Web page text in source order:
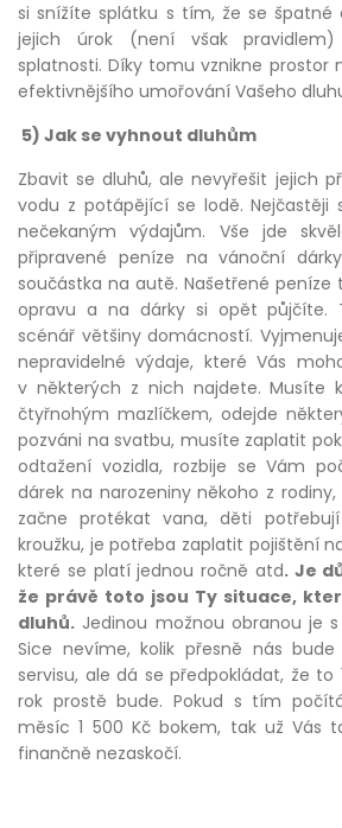
si snížíte splátku s tím, že se špatné
jejich úrok (není však
splatnosti. Díky tomu vznikne prostor
efektivnějšího umořování Vašeho
5) Jak se vyhnout dluhům
Zbavit se dluhů, ale nevyřešit jejich
vodu z potápějící se lodě. Nejčastěji
nečekaným výdajům. Vše jde
připravené peníze na vánoční
součástka na autě. Našetřené
opravu a na dárky si opět půjčíte.
scénář většiny domácností.
nepravidelné výdaje, které Vás
v některých z nich najdete. Musíte
čtyřnohým mazlíčkem, odejde
pozváni na svatbu, musíte zaplatit
odtažení vozidla, rozbije se Vám
dárek na narozeniny někoho z
začne protékat vana, děti
kroužku, je potřeba zaplatit pojištění
které se platí jednou ročně atd. Je
že právě toto jsou Ty situace,
dluhů. Jedinou možnou obranou je
Sice nevíme, kolik přesně nás
servisu, ale dá se předpokládat, že to
rok prostě bude. Pokud s tím
měsíc 1 500 Kč bokem, tak už Vás
finančně nezaskočí.